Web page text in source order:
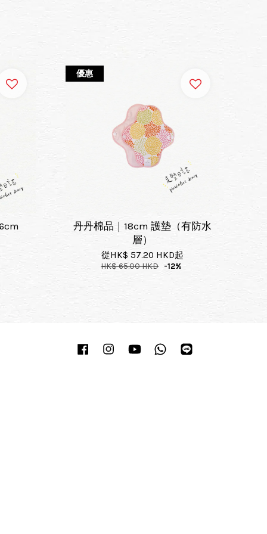
優惠
丹丹棉品｜18cm 護墊（有防水
層）
從HK$ 57.20 HKD起
HK$ 65.00 HKD -12%
FacebookInstagramYouTube Whatsapp